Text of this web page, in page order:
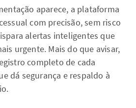
aparece, a plataforma
com precisão, sem risco
alertas inteligentes que
urgente. Mais do que avisar,
completo de cada
dá segurança e respaldo à